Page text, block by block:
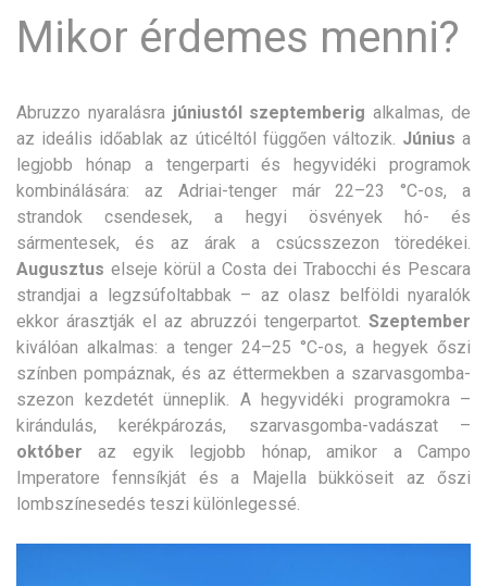
Mikor érdemes menni?
Abruzzo nyaralásra júniustól szeptemberig alkalmas, de
az ideális időablak az úticéltól függően változik. Június a
legjobb hónap a tengerparti és hegyvidéki programok
kombinálására: az Adriai-tenger már 22–23 °C-os, a
strandok csendesek, a hegyi ösvények hó- és
sármentesek, és az árak a csúcsszezon töredékei.
Augusztus elseje körül a Costa dei Trabocchi és Pescara
strandjai a legzsúfoltabbak – az olasz belföldi nyaralók
ekkor árasztják el az abruzzói tengerpartot. Szeptember
kiválóan alkalmas: a tenger 24–25 °C-os, a hegyek őszi
színben pompáznak, és az éttermekben a szarvasgomba-
szezon kezdetét ünneplik. A hegyvidéki programokra –
kirándulás, kerékpározás, szarvasgomba-vadászat –
október az egyik legjobb hónap, amikor a Campo
Imperatore fennsíkját és a Majella bükköseit az őszi
lombszínesedés teszi különlegessé.